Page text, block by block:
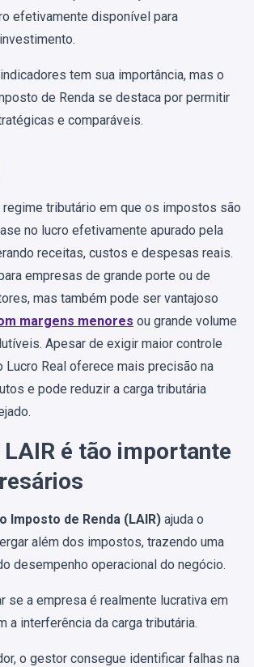
efetivamente disponível para
tem sua importância, mas o
de Renda se destaca por permitir
e comparáveis.
regime tributário em que os impostos são
no lucro efetivamente apurado pela
receitas, custos e despesas reais.
empresas de grande porte ou de
mas também pode ser vantajoso
margens menores ou grande volume
Apesar de exigir maior controle
Lucro Real oferece mais precisão na
e pode reduzir a carga tributária
LAIR é tão importante
Imposto de Renda (LAIR) ajuda o
além dos impostos, trazendo uma
desempenho operacional do negócio.
se a empresa é realmente lucrativa em
a interferência da carga tributária.
o gestor consegue identificar falhas na